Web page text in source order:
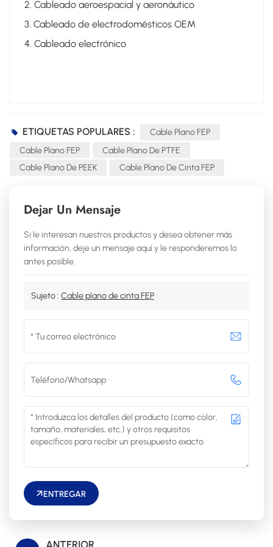
2. Cableado aeroespacial y aeronáutico
3. Cableado de electrodomésticos OEM
4. Cableado electrónico
ETIQUETAS POPULARES :
Cable Plano FEP
Cable Plano FEP
Cable Plano De PTFE
Cable Plano De PEEK
Cable Plano De Cinta FEP
Dejar Un Mensaje
Si le interesan nuestros productos y desea obtener más
información, deje un mensaje aquí y le responderemos lo
antes posible.
Sujeto : Cable plano de cinta FEP
ENTREGAR
ANTERIOR